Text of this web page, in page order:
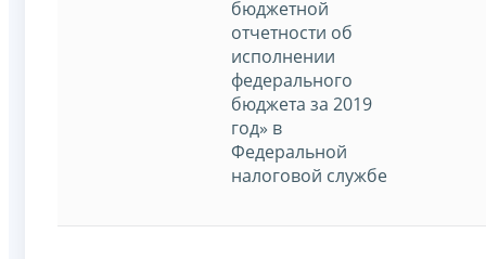
бюджетной
отчетности об
исполнении
федерального
бюджета за 2019
год» в
Федеральной
налоговой службе